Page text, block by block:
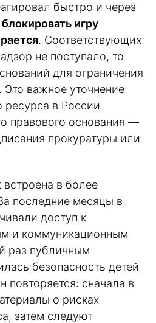
быстро и через
блокировать игру
. Соответствующих
не поступало, то
для ограничения
Это важное уточнение:
ресурса в России
правового основания —
прокуратуры или
в более
последние месяцы в
доступ к
и коммуникационным
раз публичным
безопасность детей
повторяется: сначала в
о рисках
затем следуют